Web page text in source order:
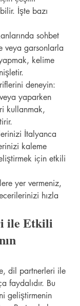
İşte bazı
sohbet
veya garsonlarla
kelime
deneyin:
yaparken
kullanmak,
İtalyanca
kaleme
için etkili
yer vermeniz,
hızla
ile Etkili
dil partnerleri ile
faydalıdır. Bu
geliştirmenin